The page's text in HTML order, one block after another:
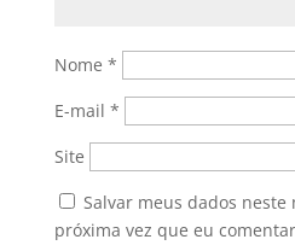
Nome *
E-mail *
Site
Salvar meus dados neste
próxima vez que eu